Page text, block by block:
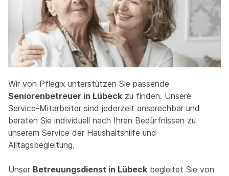
Wir von Pflegix unterstützen Sie passende
Seniorenbetreuer in Lübeck zu finden. Unsere
Service-Mitarbeiter sind jederzeit ansprechbar und
beraten Sie individuell nach Ihren Bedürfnissen zu
unserem Service der Haushaltshilfe und
Alltagsbegleitung.
Unser Betreuungsdienst in Lübeck begleitet Sie von